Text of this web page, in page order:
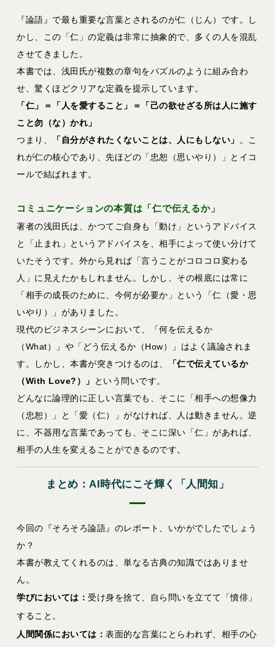
『論語』で最も重要な言葉とされるのが仁（じん） です。し
かし、この「仁」の定義は非常に抽象的で、多くの人を混乱
させてきました。
本書では、浅田氏が複数の章句をパズルのように組み合わ
せ、驚くほどクリアな定義を提示しています。
「仁」＝「人を愛すること」＝「己の欲せざる所は人に施す
こと勿（な）かれ」
つまり、
「自分がされたくないことは、人にもしない」
。こ
れが仁の核心であり、先ほどの「忠恕（思いやり）」とイコ
ールで結ばれます。
コミュニケーションの本質は「仁で伝えるか」
著者の浅田氏は、かつてご自身も「動け」というアドバイス
と「止まれ」というアドバイスを、相手によって使い分けて
いたそうです。外から見れば「言うことがコロコロ変わる
人」に見えたかもしれません。しかし、その根底には常に
「相手の成長のために、今何が必要か」という「仁（愛・思
いやり）」がありました。
現代のビジネスシーンにおいて、「何を伝えるか
（What）」や「どう伝えるか（How）」はよく議論されま
す。しかし、本書が突きつけるのは、
「仁で伝えているか
（With Love?）」
という問いです。
どんなに論理的に正しい言葉でも、そこに「相手への想像力
（忠恕）」と「愛（仁）」がなければ、人は動きません。逆
に、不器用な言葉であっても、そこに深い「仁」があれば、
相手の人生を変えることができるのです。
まとめ：AI時代にこそ輝く「人間知」
今回の『そろそろ論語』のレポート、いかがでしたでしょう
か？
本書が教えてくれるのは、単なる古典の知識ではありませ
ん。
学びにおいては：受け身を捨て、自ら問いを立てて「憤俳」
すること。
人間関係においては：表面的な言葉にとらわれず、相手の心